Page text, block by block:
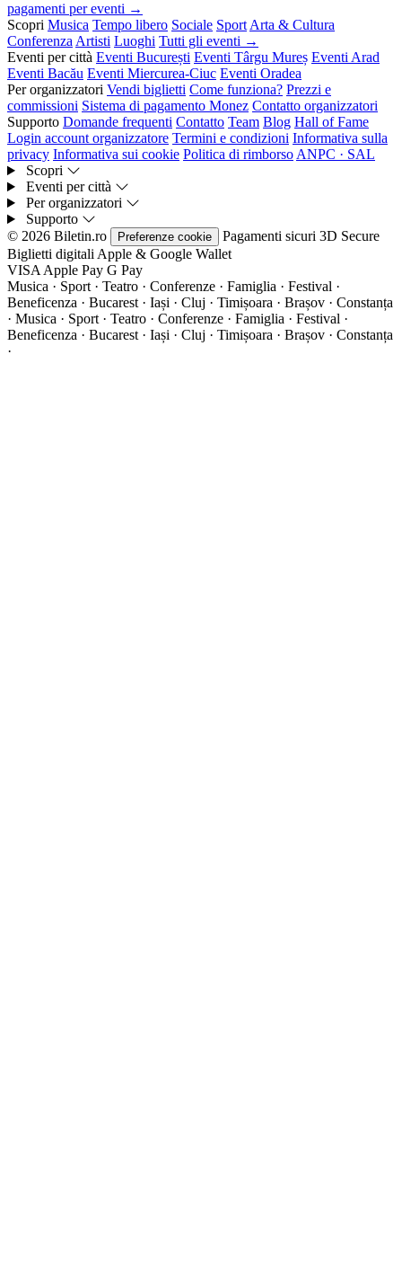
pagamenti per eventi →
Scopri Musica Tempo libero Sociale Sport Arta & Cultura
Conferenza Artisti Luoghi Tutti gli eventi →
Eventi per città Eventi București Eventi Târgu Mureș Eventi Arad
Eventi Bacău Eventi Miercurea-Ciuc Eventi Oradea
Per organizzatori Vendi biglietti Come funziona? Prezzi e
commissioni Sistema di pagamento Monez Contatto organizzatori
Supporto Domande frequenti Contatto Team Blog Hall of Fame
Login account organizzatore Termini e condizioni Informativa sulla
privacy Informativa sui cookie Politica di rimborso ANPC · SAL
Scopri
Eventi per città
Per organizzatori
Supporto
© 2026 Biletin.ro
Preferenze cookie Pagamenti sicuri 3D Secure
Biglietti digitali Apple & Google Wallet
VISA Apple Pay G Pay
Musica · Sport · Teatro · Conferenze · Famiglia · Festival ·
Beneficenza · Bucarest · Iași · Cluj · Timișoara · Brașov · Constanța
· Musica · Sport · Teatro · Conferenze · Famiglia · Festival ·
Beneficenza · Bucarest · Iași · Cluj · Timișoara · Brașov · Constanța
·